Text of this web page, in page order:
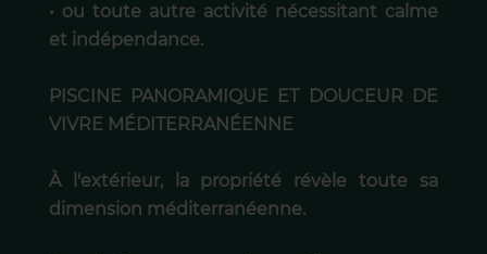
• ou toute autre activité nécessitant calme
et indépendance.
PISCINE PANORAMIQUE ET DOUCEUR DE
VIVRE MÉDITERRANÉENNE
À l'extérieur, la propriété révèle toute sa
dimension méditerranéenne.